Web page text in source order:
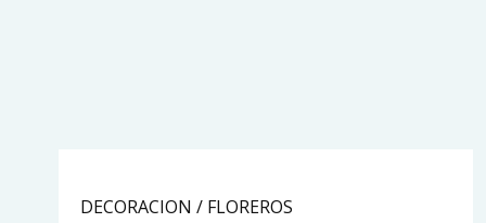
DECORACION / FLOREROS